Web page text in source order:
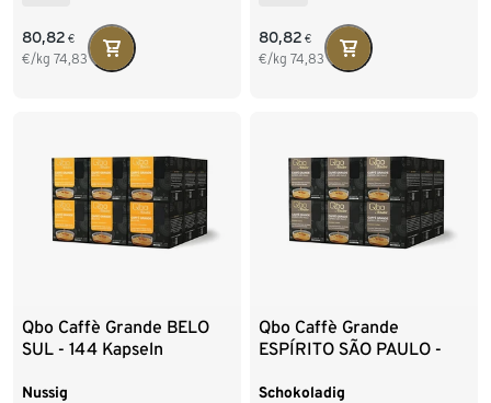
80,82 €
€/kg 74,83
80,82 €
€/kg 74,83
Qbo Caffè Grande BELO
SUL - 144 Kapseln
Nussig
Qbo Caffè Grande
ESPÍRITO SÃO PAULO -
Schokoladig